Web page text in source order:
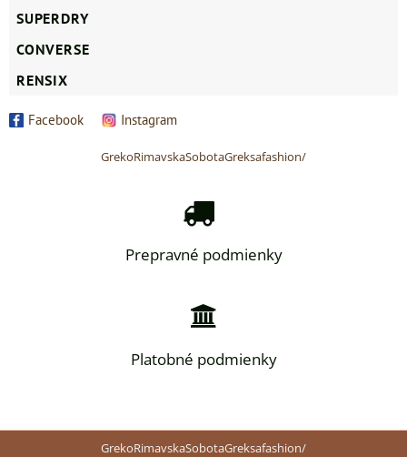
SUPERDRY
CONVERSE
RENSIX
Facebook Instagram
GrekoRimavskaSobotaGreksafashion/
Prepravné podmienky
Platobné podmienky
GrekoRimavskaSobotaGreksafashion/